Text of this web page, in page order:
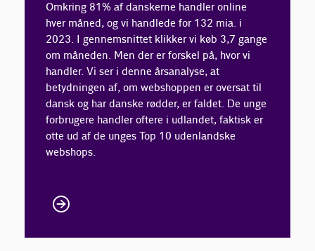
Omkring 81% af danskerne handler online
hver måned, og vi handlede for 132 mia. i
2023. I gennemsnittet klikker vi køb 3,7 gange
om måneden. Men der er forskel på, hvor vi
handler. Vi ser i denne årsanalyse, at
betydningen af, om webshoppen er oversat til
dansk og har danske rødder, er faldet. De unge
forbrugere handler oftere i udlandet, faktisk er
otte ud af de unges Top 10 udenlandske
webshops.